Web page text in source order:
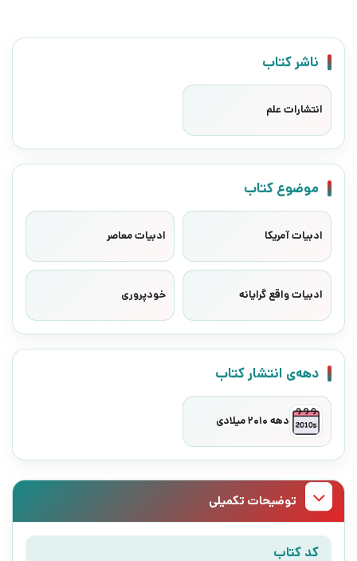
ناشر کتاب
انتشارات علم
موضوع کتاب
ادبیات آمریکا ادبیات معاصر
ادبیات واقع گرایانه خودپروری
دهه‌ی انتشار کتاب
دهه 2010 میلادی
توضیحات تکمیلی
کد کتاب